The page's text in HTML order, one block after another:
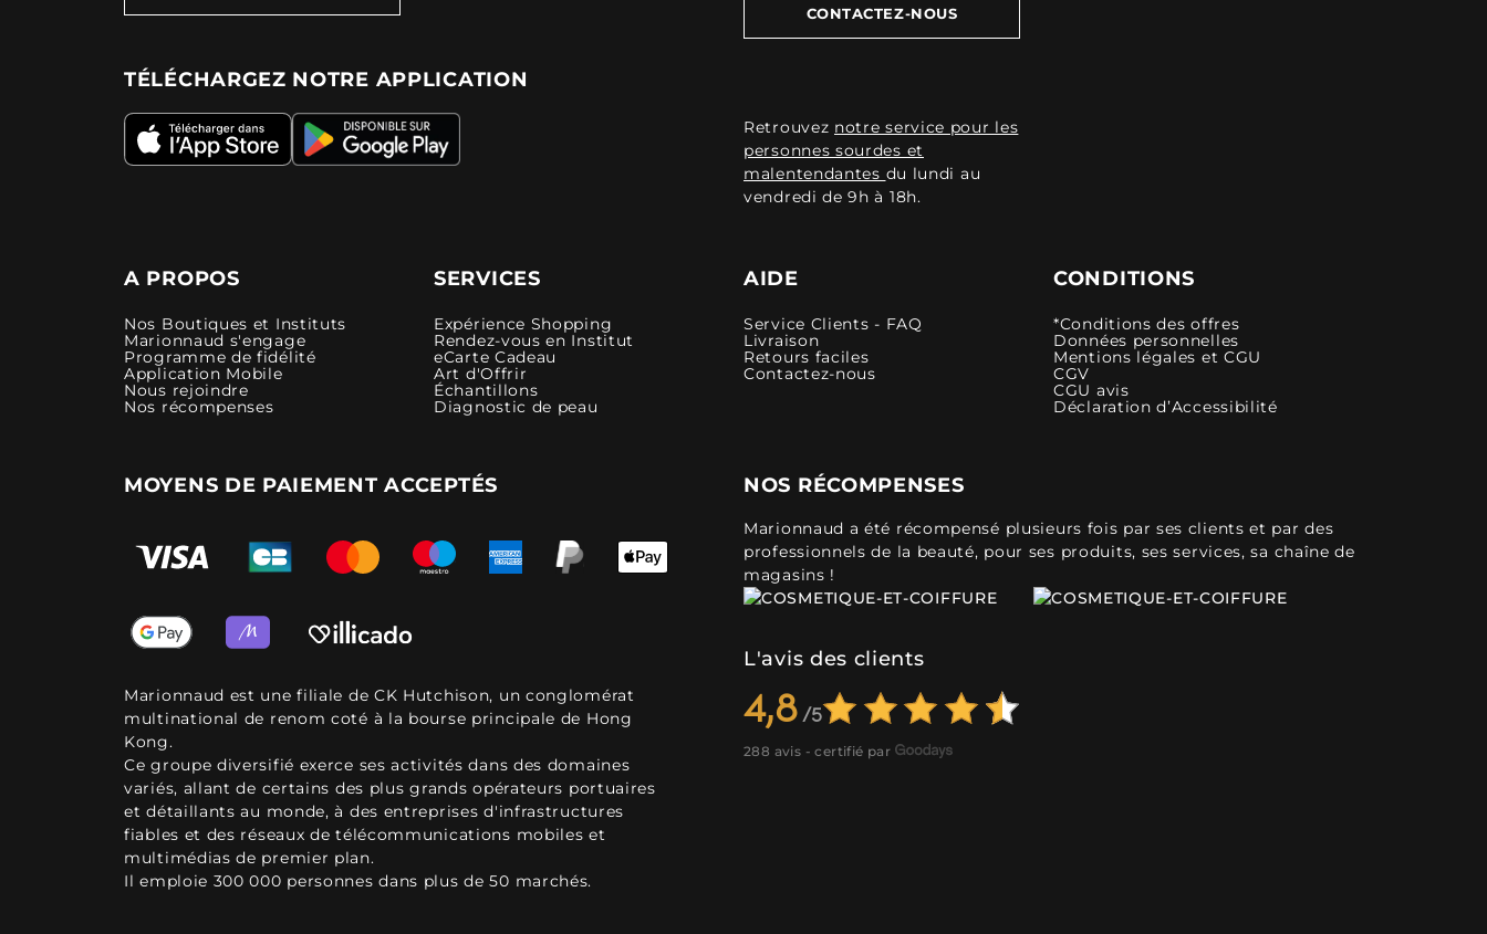
TÉLÉCHARGEZ NOTRE APPLICATION
CONTACTEZ-NOUS
Retrouvez notre service pour les
personnes sourdes et
malentendantes du lundi au
vendredi de 9h à 18h.
A PROPOS
Nos Boutiques et Instituts
Marionnaud s'engage
Programme de fidélité
Application Mobile
Nous rejoindre
Nos récompenses
SERVICES
Expérience Shopping
Rendez-vous en Institut
eCarte Cadeau
Art d'Offrir
Échantillons
Diagnostic de peau
AIDE
Service Clients - FAQ
Livraison
Retours faciles
Contactez-nous
CONDITIONS
*Conditions des offres
Données personnelles
Mentions légales et CGU
CGV
CGU avis
Déclaration d’Accessibilité
MOYENS DE PAIEMENT ACCEPTÉS
Marionnaud est une filiale de CK Hutchison, un conglomérat
multinational de renom coté à la bourse principale de Hong
Kong.
Ce groupe diversifié exerce ses activités dans des domaines
variés, allant de certains des plus grands opérateurs portuaires
et détaillants au monde, à des entreprises d'infrastructures
fiables et des réseaux de télécommunications mobiles et
multimédias de premier plan.
Il emploie 300 000 personnes dans plus de 50 marchés.
NOS RÉCOMPENSES
Marionnaud a été récompensé plusieurs fois par ses clients et par des
professionnels de la beauté, pour ses produits, ses services, sa chaîne de
magasins !
L'avis des clients
4,8
288 avis - certifié par